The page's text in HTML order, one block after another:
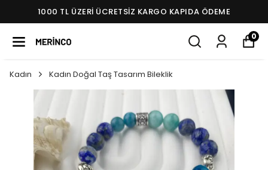
1000 TL ÜZERI ÜCRETSIZ KARGO KAPIDA ÖDEME
0
Kadın Kadın Doğal Taş Tasarım Bileklik